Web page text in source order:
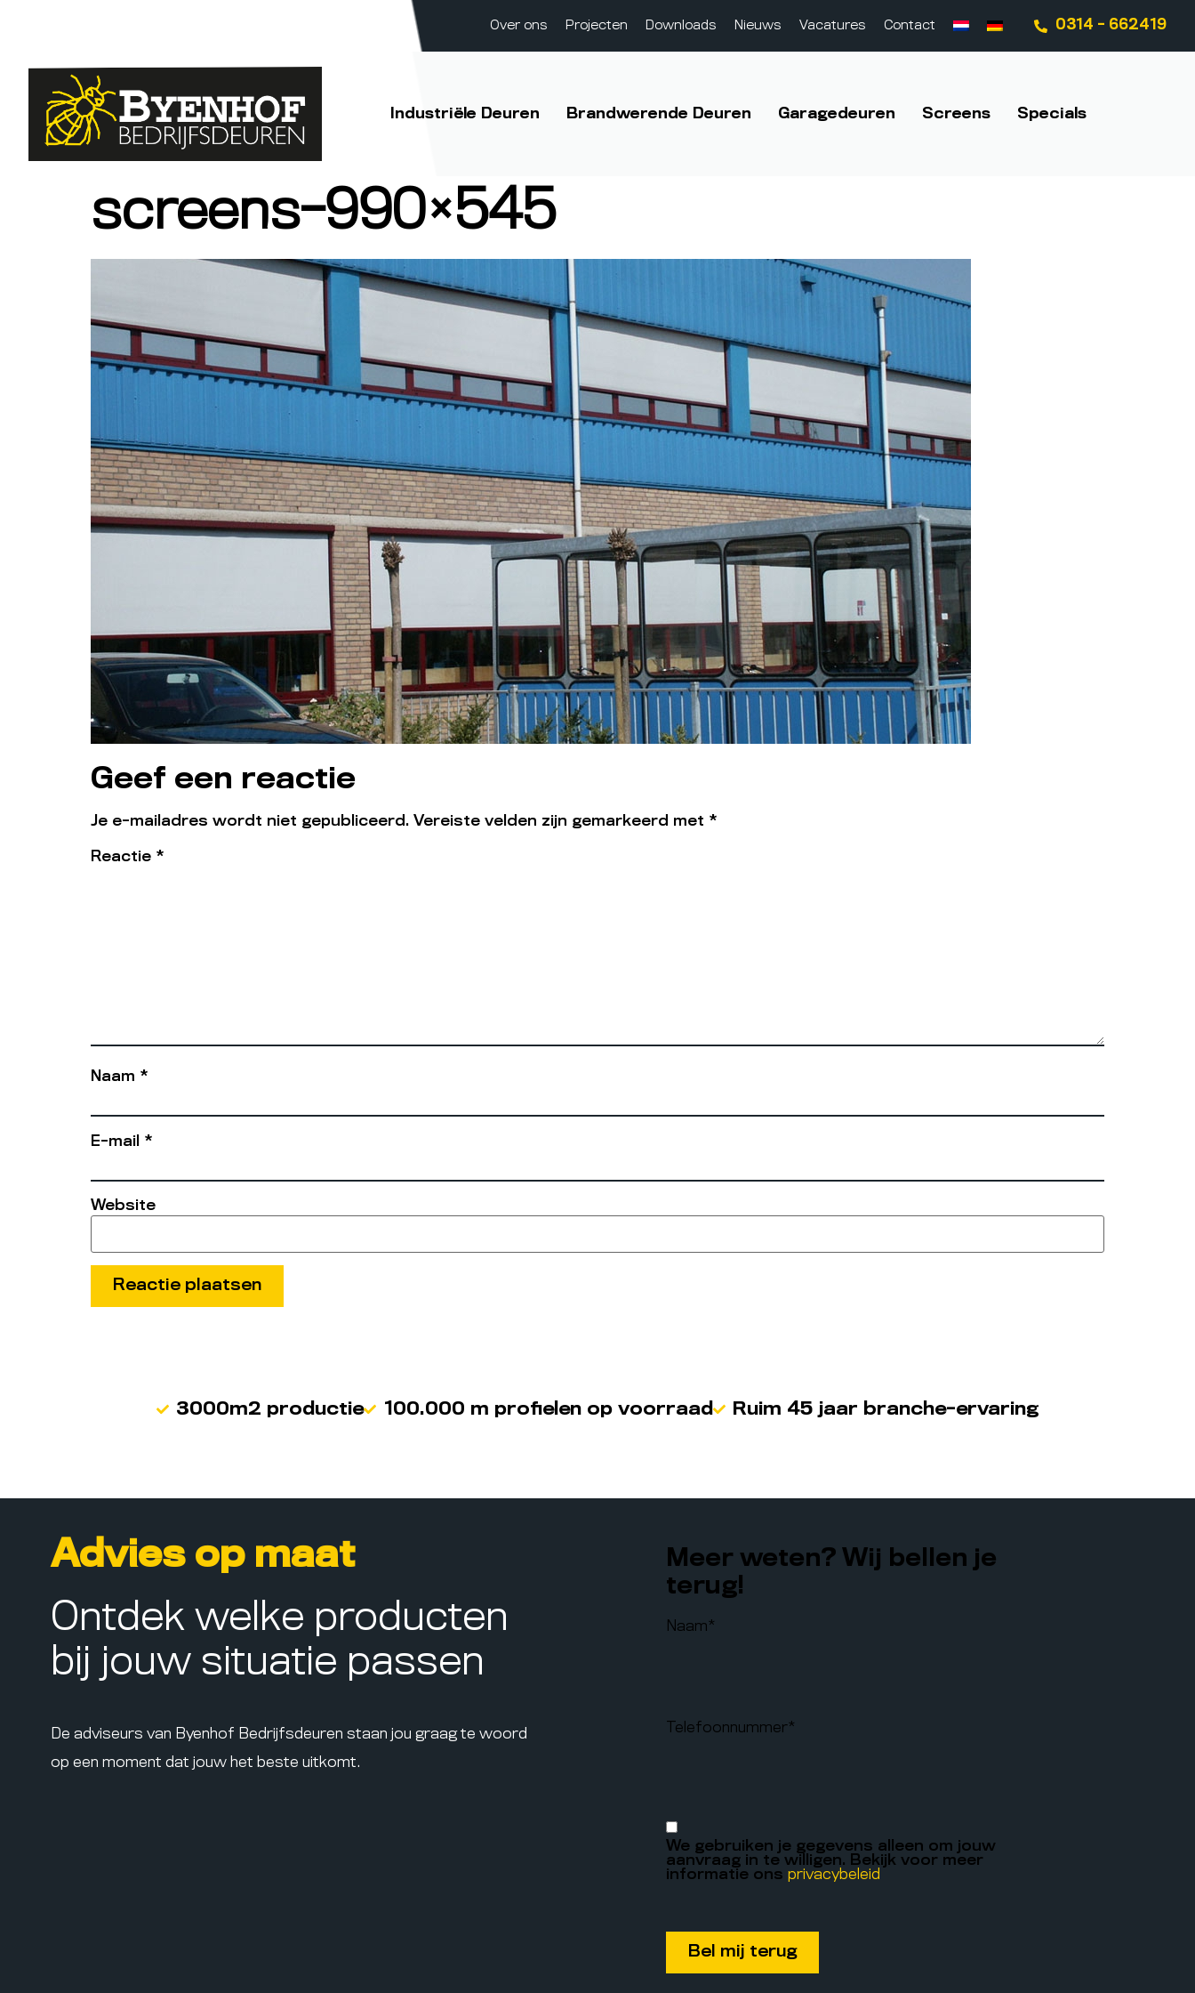
Over ons Projecten Downloads Nieuws Vacatures Contact 0314 - 662419
Industriële Deuren Brandwerende Deuren Garagedeuren Screens Specials
screens-990×545
Geef een reactie
Je e-mailadres wordt niet gepubliceerd. Vereiste velden zijn gemarkeerd met *
Reactie *
Naam *
E-mail *
Website
3000m2 productie 100.000 m profielen op voorraad Ruim 45 jaar branche-ervaring
Advies op maat
Ontdek welke producten
bij jouw situatie passen
De adviseurs van Byenhof Bedrijfsdeuren staan jou graag te woord
op een moment dat jouw het beste uitkomt.
Meer weten? Wij bellen je
terug!
Naam*
Telefoonnummer*
We gebruiken je gegevens alleen om jouw
aanvraag in te willigen. Bekijk voor meer
informatie onsprivacybeleid